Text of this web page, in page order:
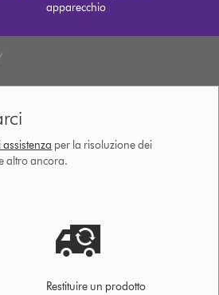
apparecchio
per la risoluzione dei
altro ancora.
Restituire un prodotto